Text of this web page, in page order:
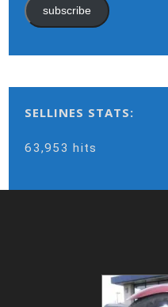
subscribe
SELLINES STATS:
63,953 hits